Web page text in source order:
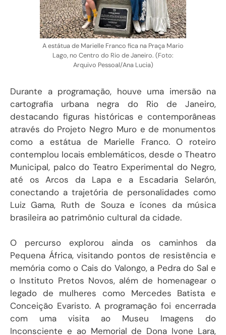
A estátua de Marielle Franco fica na Praça Mario
Lago, no Centro do Rio de Janeiro. (Foto:
Arquivo Pessoal/Ana Lucia)
Durante a programação, houve uma imersão na
cartografia urbana negra do Rio de Janeiro,
destacando figuras históricas e contemporâneas
através do Projeto Negro Muro e de monumentos
como a estátua de Marielle Franco. O roteiro
contemplou locais emblemáticos, desde o Theatro
Municipal, palco do Teatro Experimental do Negro,
até os Arcos da Lapa e a Escadaria Selarón,
conectando a trajetória de personalidades como
Luiz Gama, Ruth de Souza e ícones da música
brasileira ao patrimônio cultural da cidade.
O percurso explorou ainda os caminhos da
Pequena África, visitando pontos de resistência e
memória como o Cais do Valongo, a Pedra do Sal e
o Instituto Pretos Novos, além de homenagear o
legado de mulheres como Mercedes Batista e
Conceição Evaristo. A programação foi encerrada
com uma visita ao Museu Imagens do
Inconsciente e ao Memorial de Dona Ivone Lara,